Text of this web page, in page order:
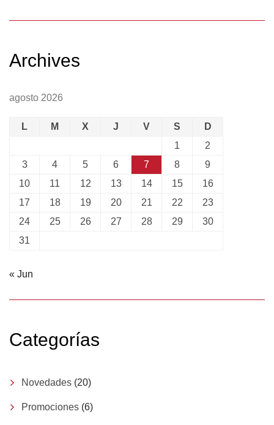
Archives
agosto 2026
L M X J V S
D
1
2
3
4 5 6 7 8
9
10
11 12 13 14 15
16
17
18 19 20 21 22
23
24
25 26 27 28 29
30
31
« Jun
Categorías
Novedades (20)
Promociones (6)